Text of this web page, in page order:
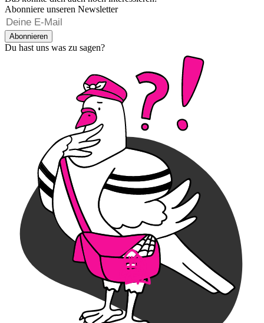
Abonniere unseren Newsletter
Abonnieren
Du hast uns was zu sagen?